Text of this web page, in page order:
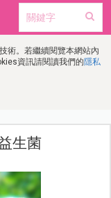
術。若繼續閱覽本網站內
資訊請閱讀我們的隱私
生菌